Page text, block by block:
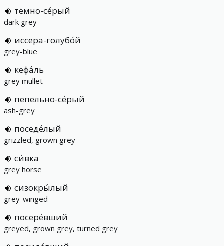
тёмно-се́рый
dark grey
иссера-голубо́й
grey-blue
кефа́ль
grey mullet
пепельно-се́рый
ash-grey
поседе́лый
grizzled, grown grey
си́вка
grey horse
сизокры́лый
grey-winged
посере́вший
greyed, grown grey, turned grey